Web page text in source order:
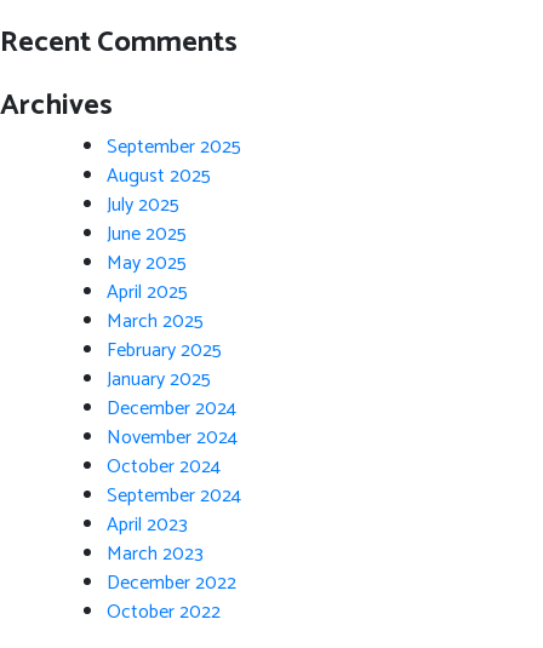
Recent Comments
Archives
September 2025
August 2025
July 2025
June 2025
May 2025
April 2025
March 2025
February 2025
January 2025
December 2024
November 2024
October 2024
September 2024
April 2023
March 2023
December 2022
October 2022